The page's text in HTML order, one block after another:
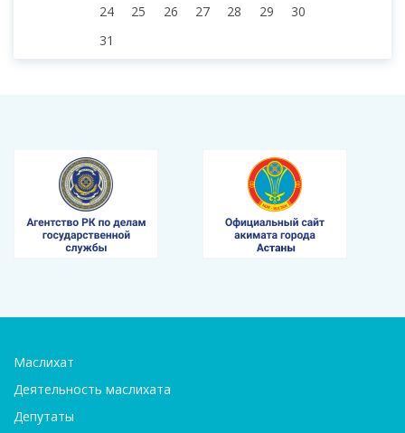
24
25 26 27 28 29
30
31
Маслихат
Деятельность маслихата
Депутаты